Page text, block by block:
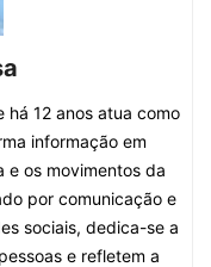
há 12 anos atua como
informação em
os movimentos da
por comunicação e
sociais, dedica-se a
e refletem a